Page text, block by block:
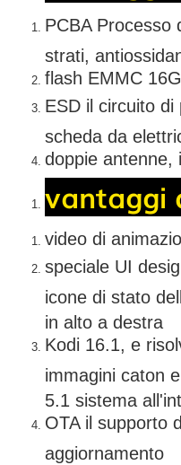
PCBA Processo
strati,
flash EMMC
ESD il circuito
scheda da
doppie antenne,
vantaggi
video di
speciale UI
icone di stato
in alto a destra
Kodi 16.1, e
immagini caton
5.1 sistema
OTA il supporto
aggiornamento